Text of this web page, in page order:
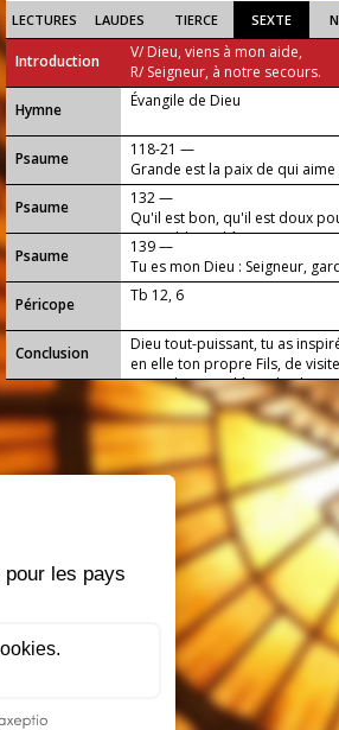
LECTURES LAUDES TIERCE SEXTE
Introduction
V/ Dieu, viens à mon aide,
R/ Seigneur, à notre secours.
...
Hymne Évangile de Dieu
Psaume
118-21 —
Grande est la paix de qui aime
Psaume
132 —
Qu'il est bon, qu'il est doux
ensemble et d'être unis !
Psaume
139 —
Tu es mon Dieu : Seigneur,
Péricope
Tb 12, 6
Conclusion
Dieu tout-puissant, tu as
en elle ton propre Fils, de
accorde-nous d’être dociles
pouvoir nous aussi te